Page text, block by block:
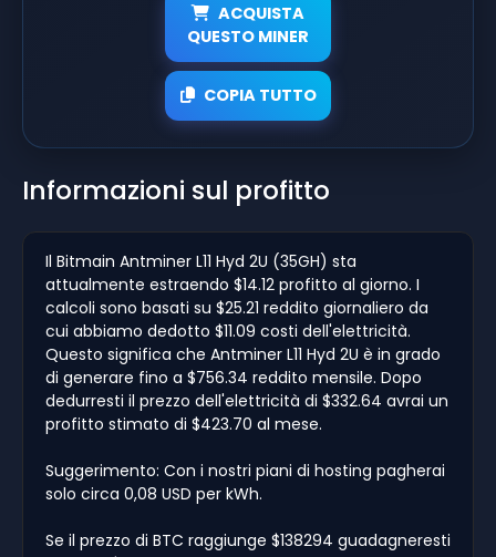
ACQUISTA
QUESTO MINER
COPIA TUTTO
Informazioni sul profitto
Il Bitmain Antminer L11 Hyd 2U (35GH) sta
attualmente estraendo $14.12 profitto al giorno. I
calcoli sono basati su $25.21 reddito giornaliero da
cui abbiamo dedotto $11.09 costi dell'elettricità.
Questo significa che Antminer L11 Hyd 2U è in grado
di generare fino a $756.34 reddito mensile. Dopo
dedurresti il prezzo dell'elettricità di $332.64 avrai un
profitto stimato di $423.70 al mese.
Suggerimento: Con i nostri piani di hosting pagherai
solo circa 0,08 USD per kWh.
Se il prezzo di BTC raggiunge $138294 guadagneresti